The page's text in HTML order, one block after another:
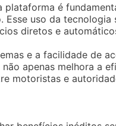
é
Esse uso da
diretos e
e a facilidade de
apenas melhora a
motoristas e